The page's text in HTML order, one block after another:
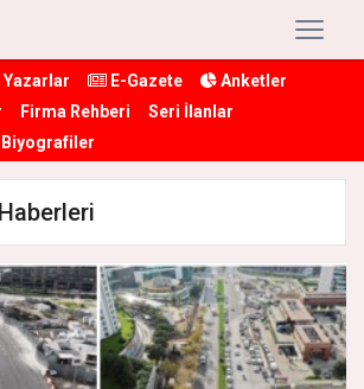
Yazarlar E-Gazete
Anketler
Firma Rehberi
Seri İlanlar
Biyografiler